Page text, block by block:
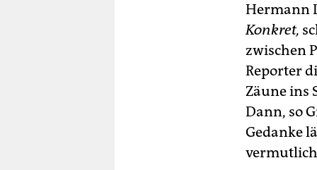
Hermann
Konkret,
zwischen
Reporter
Zäune ins
Dann, so
Gedanke